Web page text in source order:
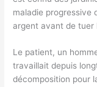
maladie progressive
argent avant de tuer
Le patient, un
travaillait depuis
décomposition pour